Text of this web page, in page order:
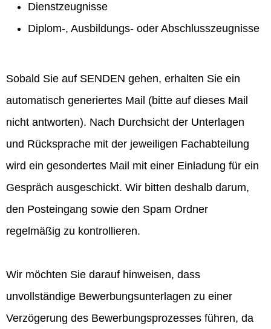
Dienstzeugnisse
Diplom-, Ausbildungs- oder Abschlusszeugnisse
Sobald Sie auf SENDEN gehen, erhalten Sie ein
automatisch generiertes Mail (bitte auf dieses Mail
nicht antworten). Nach Durchsicht der Unterlagen
und Rücksprache mit der jeweiligen Fachabteilung
wird ein gesondertes Mail mit einer Einladung für ein
Gespräch ausgeschickt. Wir bitten deshalb darum,
den Posteingang sowie den Spam Ordner
regelmäßig zu kontrollieren.
Wir möchten Sie darauf hinweisen, dass
unvollständige Bewerbungsunterlagen zu einer
Verzögerung des Bewerbungsprozesses führen, da